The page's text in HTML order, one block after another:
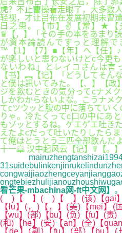
虎？不止曹操看走眼了，大多数
轻视，才让吕布在发展初期未曾
日之患。【市】✌【常】★【
♛【，】「その手の本をあまり
が資本論読んですっと理解
™【1】【7】■【年】へ【任】
が楽しいと思わないけどc今更
ないわね」とレイコさんは言
【书】︻【记】「どうしてそん
と僕は訊いてみた。【、】【政
ジを飲むときの気分ってcナメ
しかわからないよな。こうナメ
てcツウッと腹の中に落ちてい
りゃ。冷たくってc口の中にあ
もゾッとするね。ゲエゲエ吐き
えたよcだって吐いたりしたら
て俺はとうとう三匹全部飲んだ
十一章 汉中起风云【记】☤【。】
看芒果-mbachina网-ft中文网】 。
( )【 】( )【 】(该)【gai】(
【lu】(，)【，】(美)【mei】(
【wu】(部)【bu】(负)【fu】(责)
(和)【he】(安)【an】(全)【
【de】(副)【fu】(部)【bu】